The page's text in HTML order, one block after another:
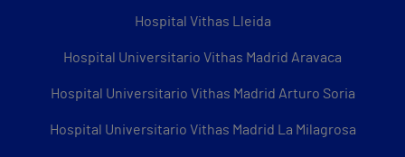
Hospital Vithas Lleida
Hospital Universitario Vithas Madrid Aravaca
Hospital Universitario Vithas Madrid Arturo Soria
Hospital Universitario Vithas Madrid La Milagrosa